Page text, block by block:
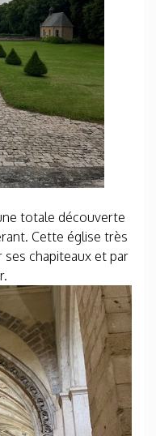
totale découverte
Cette église très
chapiteaux et par